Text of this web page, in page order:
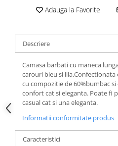
Adauga la Favorite
Descriere
Camasa barbati cu maneca
carouri bleu si
cu compozitie de 60%bumbac
confort cat si eleganta. Poate
casual cat si una eleganta.
Informatii conformitate produs
Caracteristici